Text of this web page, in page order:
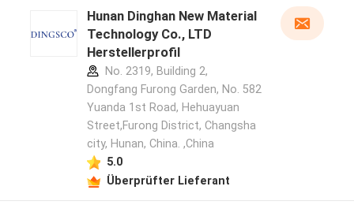
Hunan Dinghan New Material
Technology Co., LTD
Herstellerprofil
No. 2319, Building 2,
Dongfang Furong Garden, No. 582
Yuanda 1st Road, Hehuayuan
Street,Furong District, Changsha
city, Hunan, China. ,China
5.0
Überprüfter Lieferant